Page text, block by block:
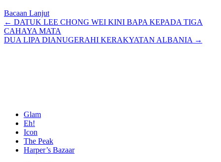
Bacaan Lanjut
Posts
navigation
← DATUK LEE CHONG WEI KINI BAPA KEPADA TIGA
CAHAYA MATA
DUA LIPA DIANUGERAHI KERAKYATAN ALBANIA →
Glam
Eh!
Icon
The Peak
Harper’s Bazaar